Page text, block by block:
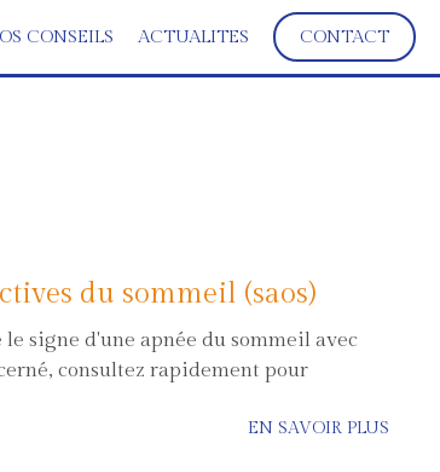
CONSEILS ACTUALITES CONTACT
du sommeil (saos)
signe d'une apnée du sommeil avec
consultez rapidement pour
EN SAVOIR PLUS